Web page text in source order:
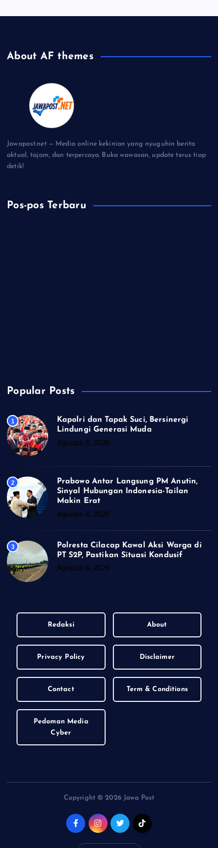
About AF themes
Jawapost.net — Media online kekinian yang nyuguhin berita
aktual, tajam, dan terpercaya. Buka wawasan, update terus tiap
detik!
Pos-pos Terbaru
Popular Posts
1
Kapolri dan Tapak Suci, Bersinergi
Lindungi Generasi Muda
Agustus 8, 2026
2
Prabowo Antar Langsung PM Anutin,
Sinyal Hubungan Indonesia-Tailan
Makin Erat
Agustus 8, 2026
3
Polresta Cilacap Kawal Aksi Warga di
PT S2P, Pastikan Situasi Kondusif
Agustus 8, 2026
Redaksi About
Privacy Policy Disclaimer
Contact Term & Conditions
Pedoman Media
Cyber
Copyright © 2026 Jawa Post